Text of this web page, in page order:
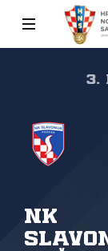
3.
NK